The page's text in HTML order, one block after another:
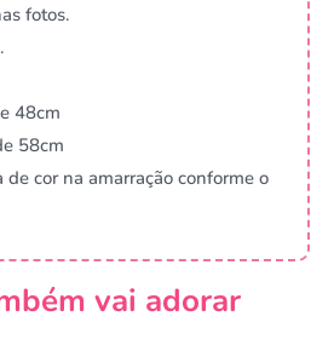
fotos.
48cm
58cm
de cor na amarração conforme o
vai adorar